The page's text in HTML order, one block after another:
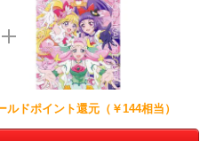
ルドポイント還元（￥144相当）